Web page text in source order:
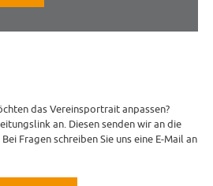
das Vereinsportrait anpassen?
an. Diesen senden wir an die
Fragen schreiben Sie uns eine E-Mail an